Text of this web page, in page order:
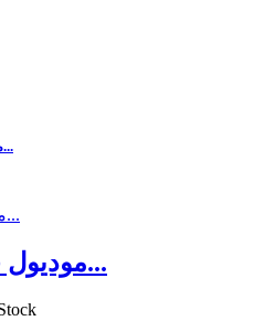
موديول حساس قياس نبضات...
موديول حساس نبضات قلب...